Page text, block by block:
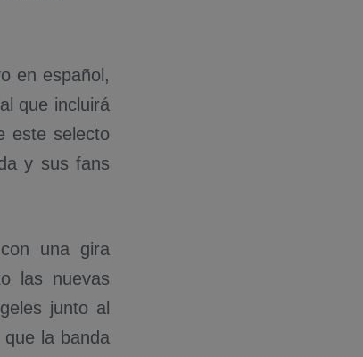
en español,
que incluirá
este selecto
y sus fans
una gira
las nuevas
junto al
que la banda